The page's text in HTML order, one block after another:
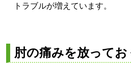
トラブルが増えています。
肘の痛みを放って